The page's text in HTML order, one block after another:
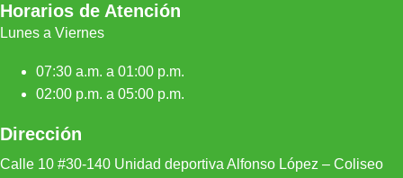
Horarios de Atención
Lunes a Viernes
07:30 a.m. a 01:00 p.m.
02:00 p.m. a 05:00 p.m.
Dirección
Calle 10 #30-140 Unidad deportiva Alfonso López – Coliseo